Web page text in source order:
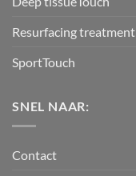
Resurfacing treatment
SportTouch
SNEL NAAR:
Contact